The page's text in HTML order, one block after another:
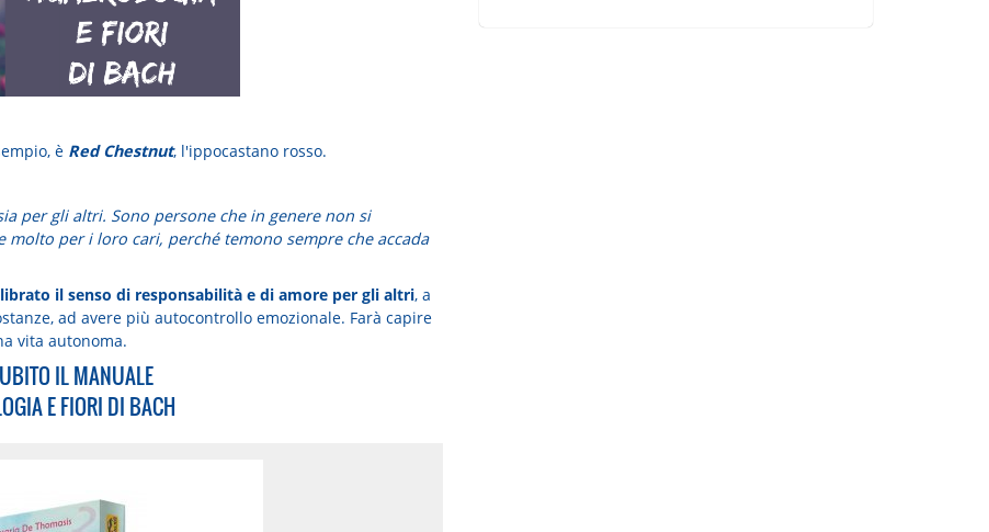
è Red Chestnut, l'ippocastano rosso.
per gli altri. Sono persone che in genere non si
per i loro cari, perché temono sempre che accada
il senso di responsabilità e di amore per gli altri, a
ad avere più autocontrollo emozionale. Farà capire
vita autonoma.
IL MANUALE
E FIORI DI BACH